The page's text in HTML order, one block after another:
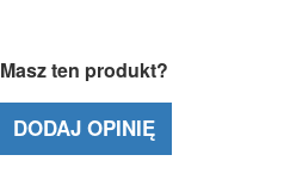
Masz ten produkt?
DODAJ OPINIĘ